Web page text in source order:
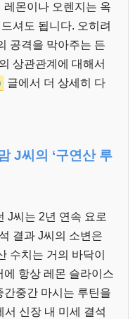
레몬이나 오렌지는 옥
셔도 됩니다. 오히려
공격을 막아주는 든
상관관계에 대해서
글에서 더 상세히 다
J씨의 ‘구연산 루
J씨는 2년 연속 요로
결과 J씨의 소변은
수치는 거의 바닥이
항상 레몬 슬라이스
간중간 마시는 루틴을
신장 내 미세 결석